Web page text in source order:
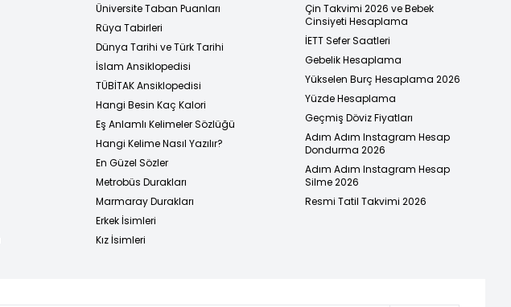
Üniversite Taban Puanları
Rüya Tabirleri
Dünya Tarihi ve Türk Tarihi
İslam Ansiklopedisi
TÜBİTAK Ansiklopedisi
Hangi Besin Kaç Kalori
Eş Anlamlı Kelimeler Sözlüğü
Hangi Kelime Nasıl Yazılır?
En Güzel Sözler
Metrobüs Durakları
Marmaray Durakları
Erkek İsimleri
Kız İsimleri
Çin Takvimi 2026 ve Bebek
Cinsiyeti Hesaplama
İETT Sefer Saatleri
Gebelik Hesaplama
Yükselen Burç Hesaplama 2026
Yüzde Hesaplama
Geçmiş Döviz Fiyatları
Adım Adım Instagram Hesap
Dondurma 2026
Adım Adım Instagram Hesap
Silme 2026
Resmi Tatil Takvimi 2026